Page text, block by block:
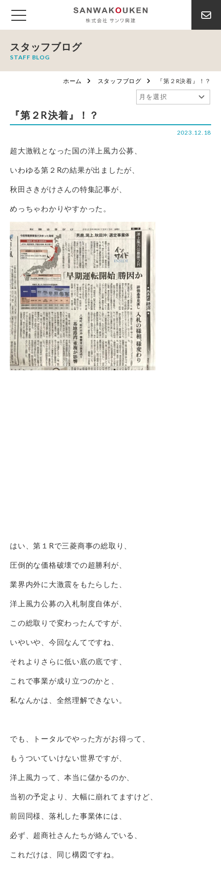
スタッフブログ
STAFF BLOG
ホーム スタッフブログ 『第２R決着』！？
『第２R決着』！？
2023.12.18
超大激戦となった国の洋上風力公募、
いわゆる第２Rの結果が出ましたが、
秋田さきがけさんの特集記事が、
めっちゃわかりやすかった。
はい、第１Rで三菱商事の総取り、
圧倒的な価格破壊での超勝利が、
業界内外に大激震をもたらした、
洋上風力公募の入札制度自体が、
この総取りで変わったんですが、
いやいや、今回なんてですね、
それよりさらに低い底の底です、
これで事業が成り立つのかと、
私なんかは、全然理解できない。
でも、トータルでやった方がお得って、
もうついていけない世界ですが、
洋上風力って、本当に儲かるのか、
当初の予定より、大幅に崩れてますけど、
前回同様、落札した事業体には、
必ず、超商社さんたちが絡んでいる、
これだけは、同じ構図ですね。